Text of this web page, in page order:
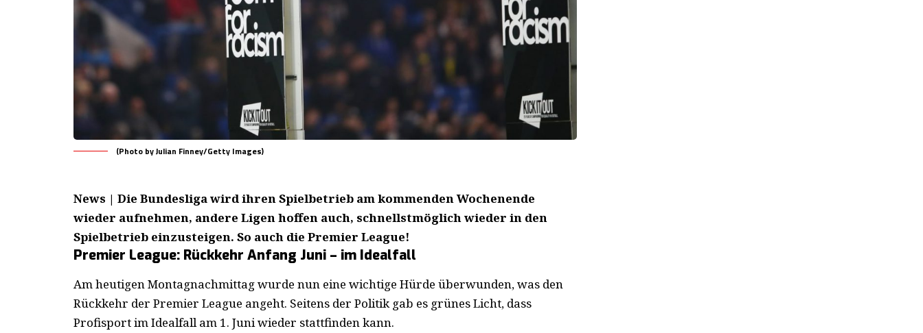
(Photo by Julian Finney/Getty Images)
News | Die Bundesliga wird ihren Spielbetrieb am kommenden Wochenende
wieder aufnehmen, andere Ligen hoffen auch, schnellstmöglich wieder in den
Spielbetrieb einzusteigen. So auch die Premier League!
Premier League: Rückkehr Anfang Juni – im Idealfall
Am heutigen Montagnachmittag wurde nun eine wichtige Hürde überwunden, was den
Rückkehr der Premier League angeht. Seitens der Politik gab es grünes Licht, dass
Profisport im Idealfall am 1. Juni wieder stattfinden kann.